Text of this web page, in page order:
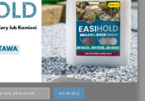
jak dzieło
Państwu wyjątkową, naturalną rzeźbę.
Coś niepowtarzalnego! To niezwykle
Kamień ma wywiercony otwór pod
Subskrybuj